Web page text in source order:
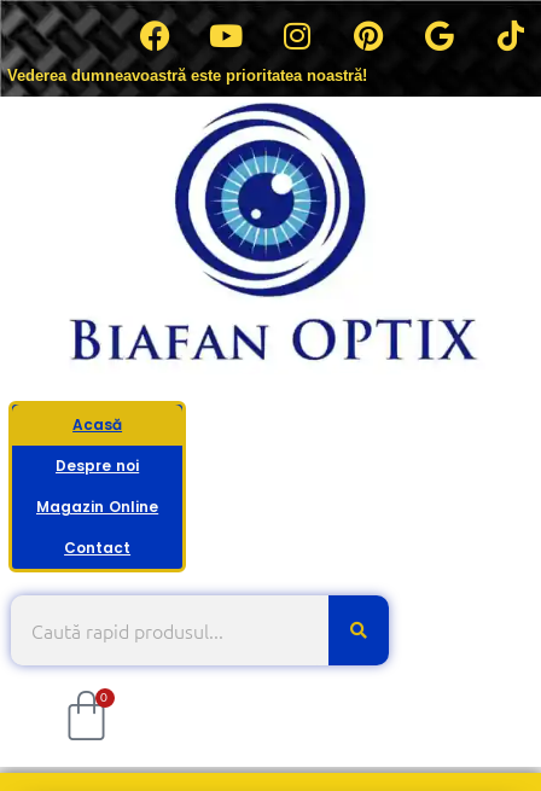
Vederea dumneavoastră este prioritatea noastră!
Acasă
Despre noi
Magazin Online
Contact
0